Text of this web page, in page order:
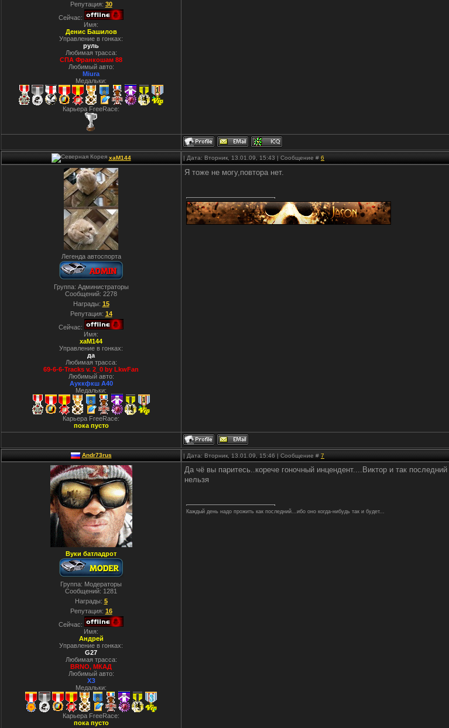
Репутация: 30
Сейчас:
Имя:
Денис Башилов
Управление в гонках:
руль
Любимая трасса:
СПА Франкошам 88
Любимый авто:
Miura
Медальки:
Карьера FreeRace:
xaM144 | Дата: Вторник, 13.01.09, 15:43 | Сообщение # 6
Легенда автоспорта
Группа: Администраторы
Сообщений: 2278
Награды: 15
Репутация: 14
Сейчас:
Имя:
xaM144
Управление в гонках:
да
Любимая трасса:
69-6-6-Tracks v. 2_0 by LkwFan
Любимый авто:
Ауккфкш А40
Медальки:
Карьера FreeRace:
пока пусто
Я тоже не могу,повтора нет.
Andr73rus | Дата: Вторник, 13.01.09, 15:46 | Сообщение # 7
Вуки батладрот
Группа: Модераторы
Сообщений: 1281
Награды: 5
Репутация: 16
Сейчас:
Имя:
Андрей
Управление в гонках:
G27
Любимая трасса:
BRNO, МКАД
Любимый авто:
ХЗ
Медальки:
Карьера FreeRace:
пока пусто
Да чё вы паритесь..корече гоночный инцендент....Виктор и так
нельзя
Каждый день надо прожить как последний...ибо оно когда-нибудь так и будет...